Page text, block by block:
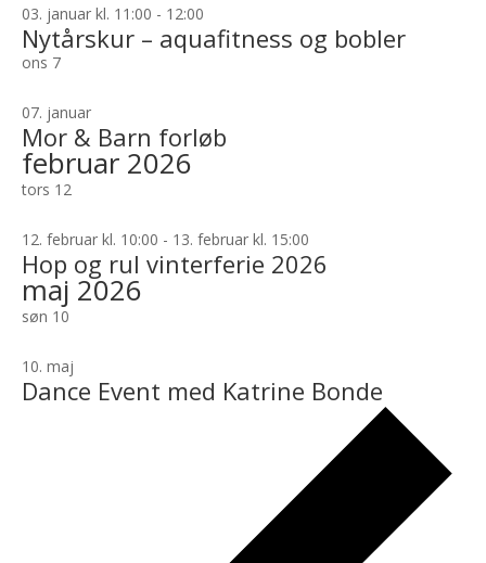
03. januar kl. 11:00 - 12:00
Nytårskur – aquafitness og bobler
ons 7
07. januar
Mor & Barn forløb
februar 2026
tors 12
12. februar kl. 10:00 - 13. februar kl. 15:00
Hop og rul vinterferie 2026
maj 2026
søn 10
10. maj
Dance Event med Katrine Bonde